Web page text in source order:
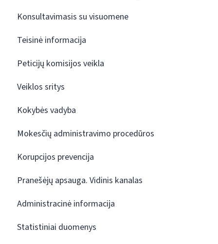
Konsultavimasis su visuomene
Teisinė informacija
Peticijų komisijos veikla
Veiklos sritys
Kokybės vadyba
Mokesčių administravimo procedūros
Korupcijos prevencija
Pranešėjų apsauga. Vidinis kanalas
Administracinė informacija
Statistiniai duomenys